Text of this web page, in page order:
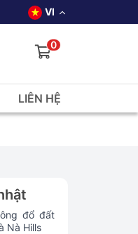
VI
0
LIÊN HỆ
đổ đất
Nà Hills